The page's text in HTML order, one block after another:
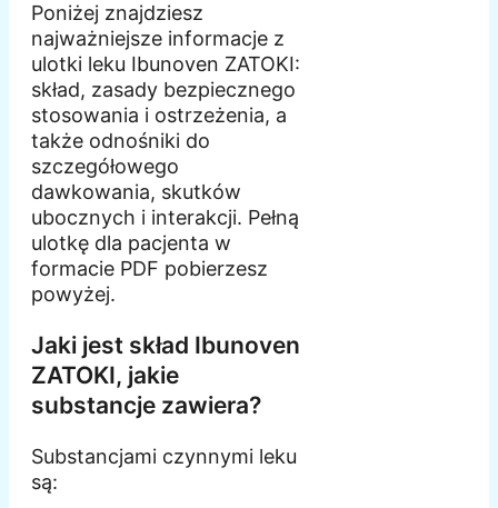
Poniżej znajdziesz
najważniejsze informacje z
ulotki leku Ibunoven ZATOKI:
skład, zasady bezpiecznego
stosowania i ostrzeżenia, a
także odnośniki do
szczegółowego
dawkowania, skutków
ubocznych i interakcji. Pełną
ulotkę dla pacjenta w
formacie PDF pobierzesz
powyżej.
Jaki jest skład Ibunoven
ZATOKI, jakie
substancje zawiera?
Substancjami czynnymi leku
są: